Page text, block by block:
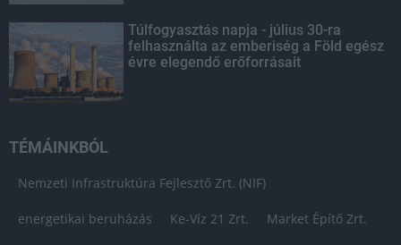
Túlfogyasztás napja - július 30-ra
felhasználta az emberiség a Föld egész
évre elegendő erőforrásait
TÉMÁINKBÓL
Nemzeti Infrastruktúra Fejlesztő Zrt. (NIF)
energetikai beruházás Ke-Víz 21 Zrt. Market Építő Zrt.